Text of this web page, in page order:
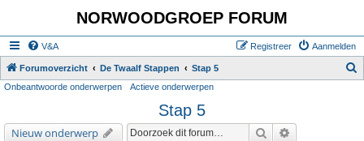
NORWOODGROEP FORUM
V&A Aanmelden
Registreer
Forumoverzicht De Twaalf Stappen Stap 5
Onbeantwoorde onderwerpen Actieve onderwerpen
Stap 5
Nieuw onderwerp Zoek